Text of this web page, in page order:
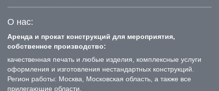
О нас:
Аренда и прокат конструкций для мероприятия,
собственное производство:
качественная печать и любые изделия, комплексные услуги
оформления и изготовления нестандартных конструкций.
Регион работы: Москва, Московская область, а также все
прилегающие области.